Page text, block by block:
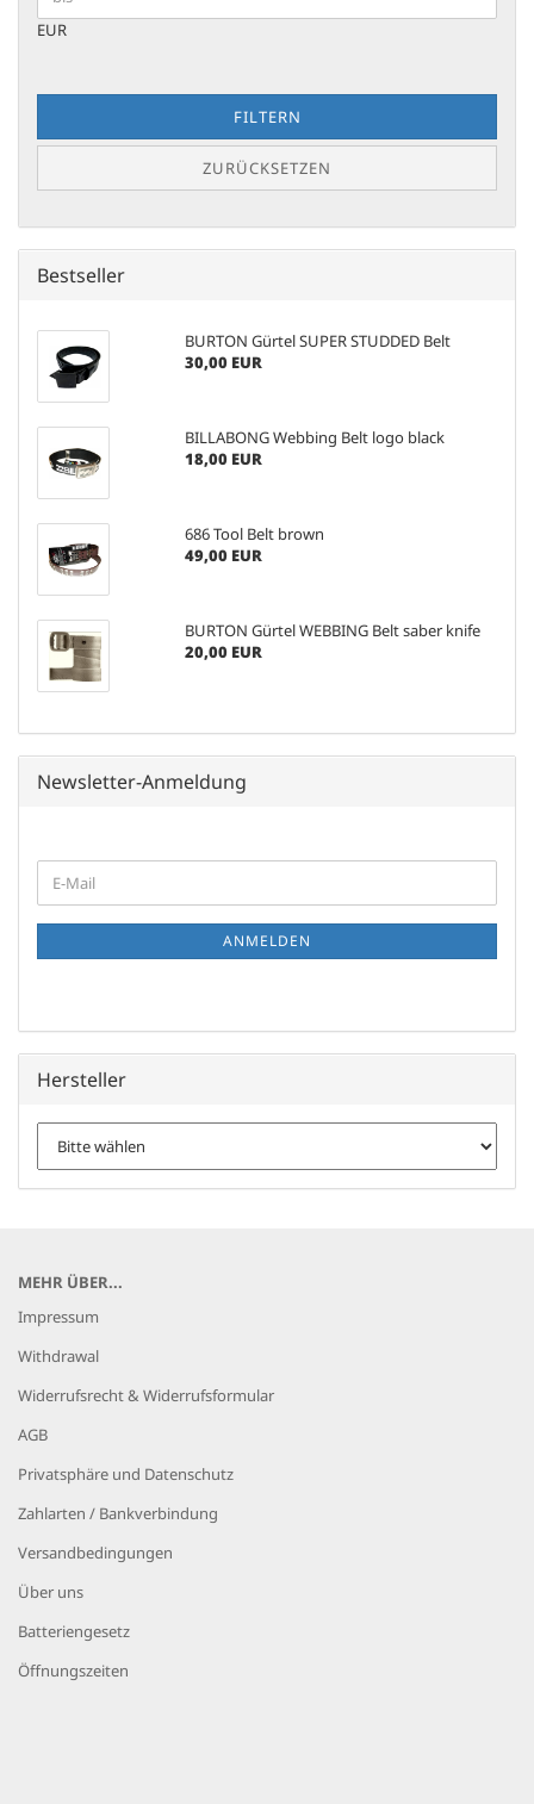
EUR
FILTERN
ZURÜCKSETZEN
Bestseller
BURTON Gürtel SUPER STUDDED Belt
30,00 EUR
BILLABONG Webbing Belt logo black
18,00 EUR
686 Tool Belt brown
49,00 EUR
BURTON Gürtel WEBBING Belt saber knife
20,00 EUR
Newsletter-Anmeldung
ZUR
E-
Mail
ANMELDEN
Hersteller
MEHR ÜBER...
Impressum
Withdrawal
Widerrufsrecht & Widerrufsformular
AGB
Privatsphäre und Datenschutz
Zahlarten / Bankverbindung
Versandbedingungen
Über uns
Batteriengesetz
Öffnungszeiten